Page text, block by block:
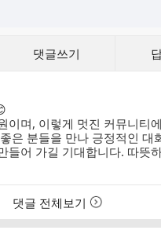
댓글쓰기
이며, 이렇게 멋진 커뮤니티
은 분들을 만나 긍정적인 대
들어 가길 기대합니다. 따뜻
댓글 전체보기